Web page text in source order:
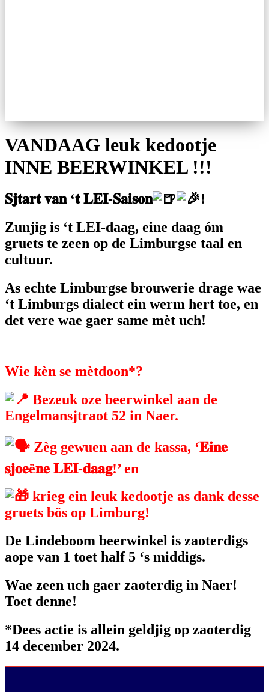
VANDAAG leuk kedootje
INNE BEERWINKEL !!!
𝐒𝐣𝐭𝐚𝐫𝐭 𝐯𝐚𝐧 ‘𝐭 𝐋𝐄𝐈-𝐒𝐚𝐢𝐬𝐨𝐧
!
Zunjig is ‘t LEI-daag, eine daag óm
gruets te zeen op de Limburgse taal en
cultuur.
As echte Limburgse brouwerie drage wae
‘t Limburgs dialect ein werm hert toe, en
det vere wae gaer same mèt uch!
Wie kèn se mètdoon*?
Bezeuk oze beerwinkel aan de
Engelmansjtraot 52 in Naer.
Zèg gewuen aan de kassa, ‘𝐄𝐢𝐧𝐞
𝐬𝐣𝐨𝐞ë𝐧𝐞 𝐋𝐄𝐈-𝐝𝐚𝐚𝐠!’ en
krieg ein leuk kedootje as dank desse
gruets bös op Limburg!
De Lindeboom beerwinkel is zaoterdigs
aope van 1 toet half 5 ‘s middigs.
Wae zeen uch gaer zaoterdig in Naer!
Toet denne!
*Dees actie is allein geldjig op zaoterdig
14 december 2024.